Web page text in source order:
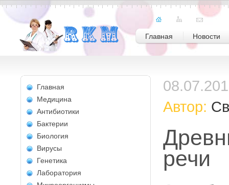
Главная Новости
Главная
Медицина
Антибиотики
Бактерии
Биология
Вирусы
Генетика
Лаборатория
Автор:
речи